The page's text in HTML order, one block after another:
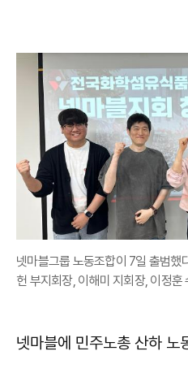
넷마블그룹 노동조합이 7일 출범했
헌 부지회장, 이해미 지회장, 이정
넷마블에 민주노총 산하 노